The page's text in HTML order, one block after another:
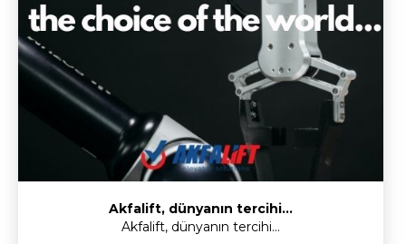
Akfalift, dünyanın tercihi...
Akfalift, dünyanın tercihi...